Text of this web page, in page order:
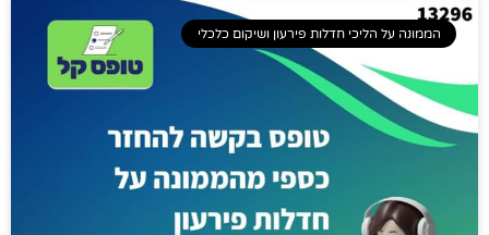
הממונה על הליכי חדלות פירעון ושיקום כלכלי